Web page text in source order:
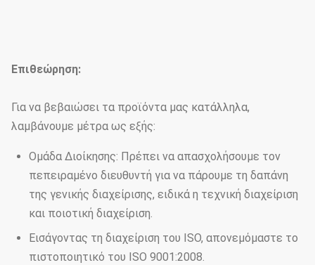
Επιθεώρηση:
Για να βεβαιώσει τα προϊόντα μας κατάλληλα,
λαμβάνουμε μέτρα ως εξής:
Ομάδα Διοίκησης: Πρέπει να απασχολήσουμε τον
πεπειραμένο διευθυντή για να πάρουμε τη δαπάνη
της γενικής διαχείρισης, ειδικά η τεχνική διαχείριση
και ποιοτική διαχείριση.
Εισάγοντας τη διαχείριση του ISO, απονεμόμαστε το
πιστοποιητικό του ISO 9001:2008.